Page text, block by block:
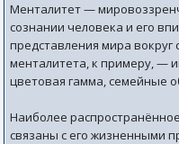
Менталитет —
сознании человека и его
представления мира вокруг
менталитета, к примеру, —
цветовая гамма, семейные
Наиболее
связаны с его жизненными